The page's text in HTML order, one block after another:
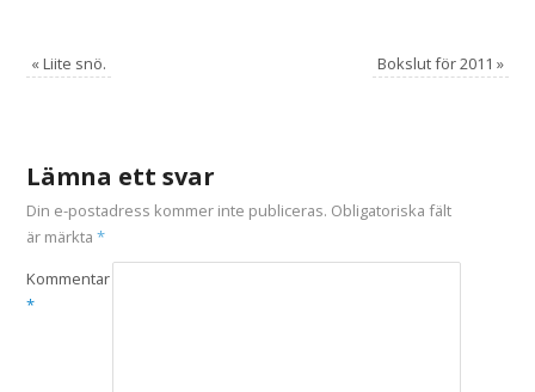
«Liite snö. Bokslut för 2011»
Lämna ett svar
Din e-postadress kommer inte publiceras. Obligatoriska fält
är märkta *
Kommentar
*